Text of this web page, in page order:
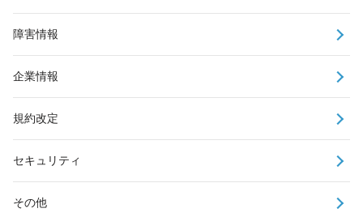
障害情報
企業情報
規約改定
セキュリティ
その他